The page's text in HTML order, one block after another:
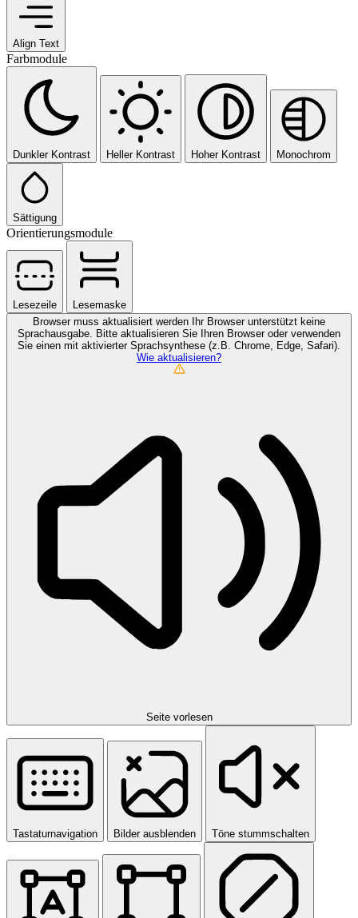
Align Text
Farbmodule
Dunkler Kontrast Heller Kontrast Hoher Kontrast Monochrom
Sättigung
Orientierungsmodule
Lesezeile
Lesemaske
Browser muss aktualisiert werden Ihr Browser unterstützt keine
Sprachausgabe. Bitte aktualisieren Sie Ihren Browser oder verwenden
Sie einen mit aktivierter Sprachsynthese (z.B. Chrome, Edge, Safari).
Wie aktualisieren?
Seite vorlesen
Tastaturnavigation Bilder ausblenden Töne stummschalten